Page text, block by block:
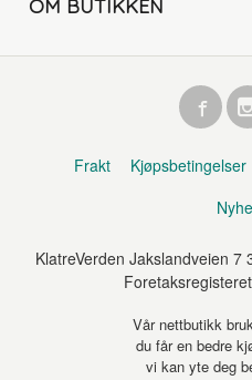
OM BUTIKKEN
Frakt Kjøpsbetingelser
KlatreVerden Jakslandveien 7
Vår nettbutikk
du får en bedre
vi kan yte deg